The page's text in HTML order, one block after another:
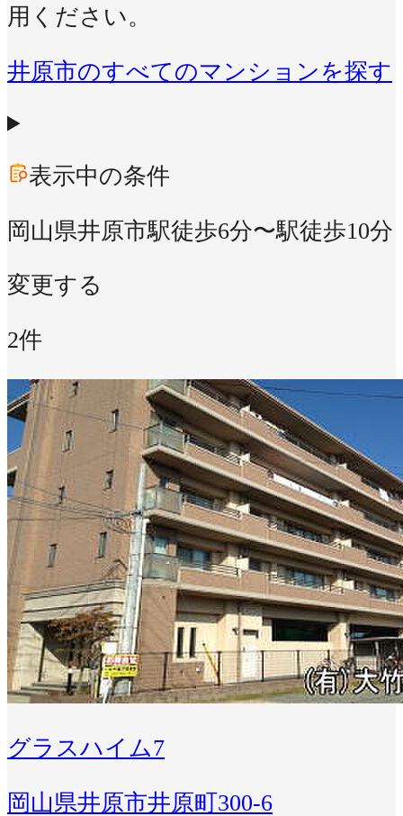
用ください。
井原市のすべてのマンションを探す
表示中の条件
岡山県井原市駅徒歩6分〜駅徒歩10分
変更する
2件
グラスハイム7
岡山県井原市井原町300-6